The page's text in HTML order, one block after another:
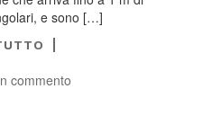
e sono […]
commento